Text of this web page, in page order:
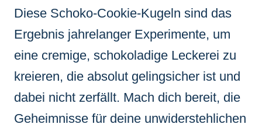
Diese Schoko-Cookie-Kugeln sind das
Ergebnis jahrelanger Experimente, um
eine cremige, schokoladige Leckerei zu
kreieren, die absolut gelingsicher ist und
dabei nicht zerfällt. Mach dich bereit, die
Geheimnisse für deine unwiderstehlichen